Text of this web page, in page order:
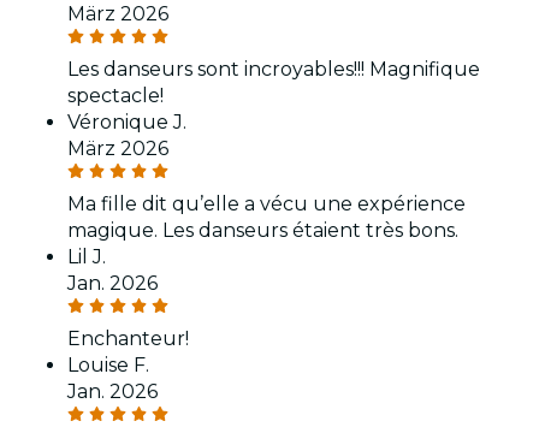
März 2026
Les danseurs sont incroyables!!! Magnifique
spectacle!
Véronique J.
März 2026
Ma fille dit qu’elle a vécu une expérience
magique. Les danseurs étaient très bons.
Lil J.
Jan. 2026
Enchanteur!
Louise F.
Jan. 2026